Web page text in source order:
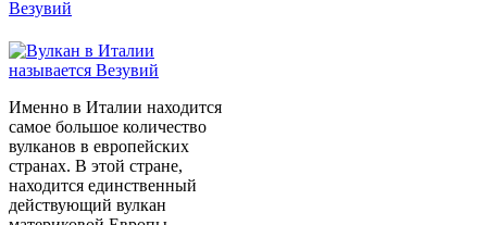
Везувий
Именно в Италии находится
самое большое количество
вулканов в европейских
странах. В этой стране,
находится единственный
действующий вулкан